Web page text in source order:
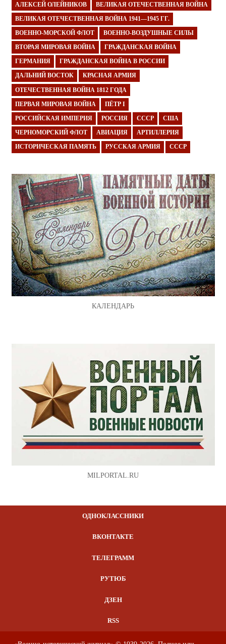
АЛЕКСЕЙ ОЛЕЙНИКОВ ВЕЛИКАЯ ОТЕЧЕСТВЕННАЯ ВОЙНА
ВЕЛИКАЯ ОТЕЧЕСТВЕННАЯ ВОЙНА 1941—1945 ГГ.
ВОЕННО-МОРСКОЙ ФЛОТ ВОЕННО-ВОЗДУШНЫЕ СИЛЫ
ВТОРАЯ МИРОВАЯ ВОЙНА ГРАЖДАНСКАЯ ВОЙНА
ГЕРМАНИЯ ГРАЖДАНСКАЯ ВОЙНА В РОССИИ
ДАЛЬНИЙ ВОСТОК КРАСНАЯ АРМИЯ
ОТЕЧЕСТВЕННАЯ ВОЙНА 1812 ГОДА
ПЕРВАЯ МИРОВАЯ ВОЙНА ПЁТР I
РОССИЙСКАЯ ИМПЕРИЯ РОССИЯ СССР США
ЧЕРНОМОРСКИЙ ФЛОТ АВИАЦИЯ АРТИЛЛЕРИЯ
ИСТОРИЧЕСКАЯ ПАМЯТЬ РУССКАЯ АРМИЯ СССР
КАЛЕНДАРЬ
MILPORTAL.RU
ОДНОКЛАССНИКИ
ВКОНТАКТЕ
ТЕЛЕГРАММ
РУТЮБ
ДЗЕН
RSS